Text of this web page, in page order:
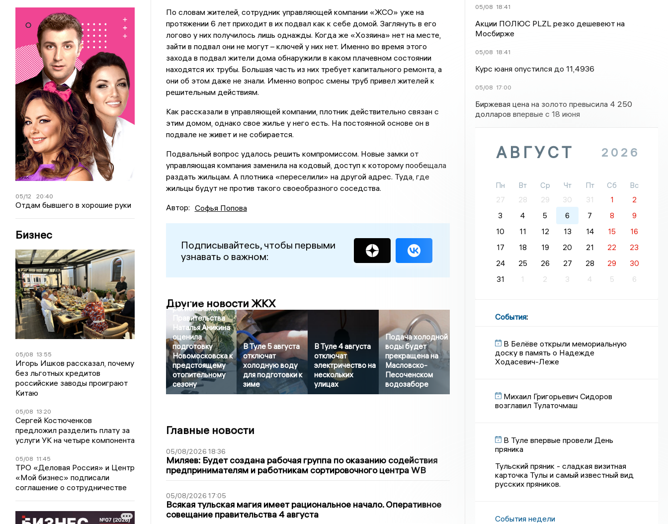
05/12 20:40
Отдам бывшего в хорошие руки
Бизнес
05/08 13:55
Игорь Ишков рассказал, почему
без льготных кредитов
российские заводы проиграют
Китаю
05/08 13:20
Сергей Костюченков
предложил разделить плату за
услуги УК на четыре компонента
05/08 11:45
ТРО «Деловая Россия» и Центр
«Мой бизнес» подписали
соглашение о сотрудничестве
По словам жителей, сотрудник управляющей компании «ЖСО» уже на
протяжении 6 лет приходит в их подвал как к себе домой. Заглянуть в его
логово у них получилось лишь однажды. Когда же «Хозяина» нет на месте,
зайти в подвал они не могут – ключей у них нет. Именно во время этого
захода в подвал жители дома обнаружили в каком плачевном состоянии
находятся их трубы. Большая часть из них требует капитального ремонта, а
они об этом даже не знали. Именно вопрос смены труб привел жителей к
решительным действиям.
Как рассказали в управляющей компании, плотник действительно связан с
этим домом, однако свое жилье у него есть. На постоянной основе он в
подвале не живет и не собирается.
Подвальный вопрос удалось решить компромиссом. Новые замки от
управляющая компания заменила на кодовый, доступ к которому пообещала
раздать жильцам. А плотника «переселили» на другой адрес. Туда, где
жильцы будут не против такого своеобразного соседства.
Автор: Софья Попова
Подписывайтесь, чтобы первыми
узнавать о важном:
Другие новости ЖКХ
председателя
регионального
Правительства
Наталья Аникина
оценила
подготовку
Новомосковска к
предстоящему
отопительному
сезону
В Туле 5 августа
отключат
холодную воду
для подготовки к
зиме
В Туле 4 августа
отключат
электричество на
нескольких
улицах
Подача холодной
воды будет
прекращена на
Масловско-
Песоченском
водозаборе
Главные новости
05/08/2026 18:36
Миляев: Будет создана рабочая группа по оказанию содействия
предпринимателям и работникам сортировочного центра WB
05/08/2026 17:05
Всякая тульская магия имеет рациональное начало. Оперативное
совещание правительства 4 августа
05/08 18:41
Акции ПОЛЮС PLZL резко дешевеют на
Мосбирже
05/08 18:41
Курс юаня опустился до 11,4936
05/08 17:00
Биржевая цена на золото превысила 4 250
долларов впервые с 18 июня
АВГУСТ 2026
Пн Вт Ср Чт Пт Сб
Вс
27
28 29 30 31 1
2
3
4 5 6 7 8
9
10
11 12 13 14 15
16
17
18 19 20 21 22
23
24
25 26 27 28 29
30
31
1 2 3 4 5 6
События:
В Белёве открыли мемориальную
доску в память о Надежде
Ходасевич-Леже
Михаил Григорьевич Сидоров
возглавил Тулаточмаш
В Туле впервые провели День
пряника
Тульский пряник - сладкая визитная
карточка Тулы и самый известный вид
русских пряников.
События недели